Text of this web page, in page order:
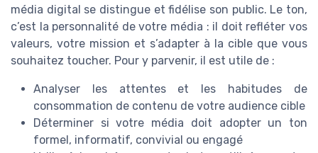
média digital se distingue et fidélise son public. Le ton,
c’est la personnalité de votre média : il doit refléter vos
valeurs, votre mission et s’adapter à la cible que vous
souhaitez toucher. Pour y parvenir, il est utile de :
Analyser les attentes et les habitudes de
consommation de contenu de votre audience cible
Déterminer si votre média doit adopter un ton
formel, informatif, convivial ou engagé